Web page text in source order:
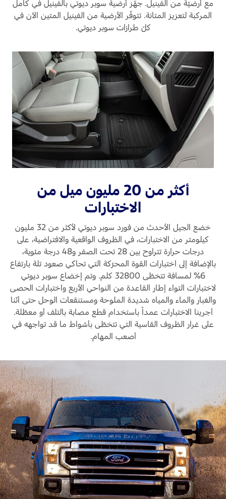
مع أرضيّة من الفينيل. جهّز أرضية سوبر ديوتي بالفينيل في كامل
المركبة لتعزيز المتانة. تتوفّر الأرضية من الفينيل المتين الآن في
كلّ طرازات سوبر ديوتي.
أكثر من 20 مليون ميل من
الاختبارات
خضع الجيل الأحدث من فورد سوبر ديوتي لأكثر من 32 مليون
كيلومتر من الاختبارات، في الظروف الواقعية والافتراضية، على
درجات حرارة تتراوح بين 28 تحت الصفر و48 درجة مئوية،
بالإضافة إلى اختبارات القوة المحرّكة التي تحاكي صعود تلة بارتفاع
6% لمسافة تتخطّى 32800 كلم. وتم إخضاع سوبر ديوتي
لاختبارات التواء إطار القاعدة من النواحي الأربع واختبارات الحصى
والغبار والماء والمياه شديدة الملوحة ومستنقعات الوحل حتى أنّنا
أجرينا الاختبارات عمداً باستخدام قطع مصابة بالتلف أو معطّلة.
على غرار الظروف القاسية التي تتخطّى بأشواط ما قد تواجهه في
أصعب المهام.